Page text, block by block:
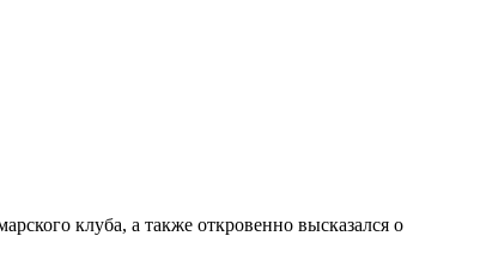
клуба, а также откровенно высказался о